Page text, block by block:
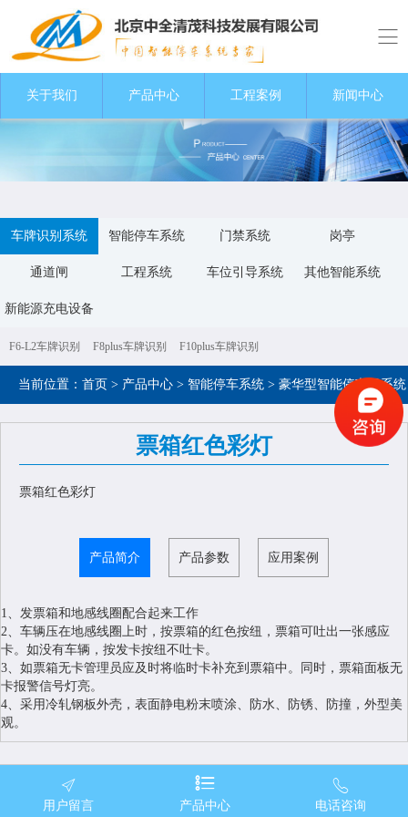
关于我们 产品中心 工程案例 新闻中心
关于我们 产品中心 工程案例 新闻中心
用户留言 产品中心 电话咨询
车牌识别系统 智能停车系统 门禁系统 岗亭
通道闸 工程系统 车位引导系统 其他智能系统
新能源充电设备
F6-L2车牌识别 F8plus车牌识别 F10plus车牌识别
当前位置： 首页 > 产品中心 > 智能停车系统 > 豪华型智能停车场系统
票箱红色彩灯
票箱红色彩灯
产品简介 产品参数 应用案例
1、发票箱和地感线圈配合起来工作
2、车辆压在地感线圈上时，按票箱的红色按纽，票箱可吐出一张感应
卡。如没有车辆，按发卡按纽不吐卡。
3、如票箱无卡管理员应及时将临时卡补充到票箱中。同时，票箱面板无
卡报警信号灯亮。
4、采用冷轧钢板外壳，表面静电粉末喷涂、防水、防锈、防撞，外型美
观。